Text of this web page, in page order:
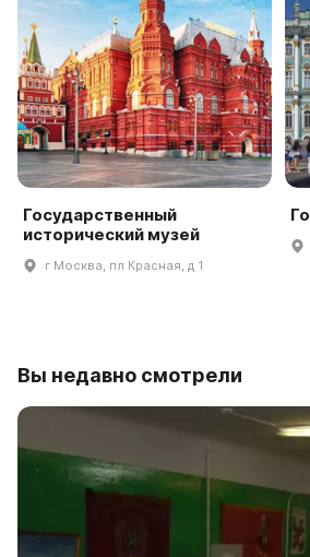
Государственный
исторический музей
г Москва, пл Красная, д 1
Вы недавно смотрели